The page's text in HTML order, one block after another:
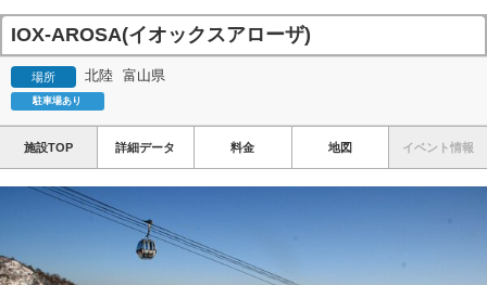
IOX-AROSA(イオックスアローザ)
場所 北陸 富山県
駐車場あり
施設TOP 詳細データ 料金 地図 イベント情報